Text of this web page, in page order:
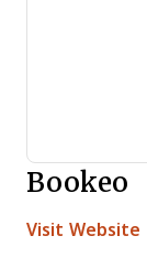
Bookeo
Visit Website